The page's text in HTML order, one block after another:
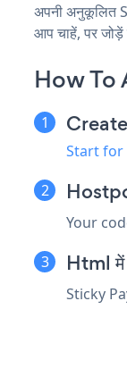
अपनी अनुकूलित
आप चाहें, पर जोड़ें
How
Start
Your
Html में
Sticky